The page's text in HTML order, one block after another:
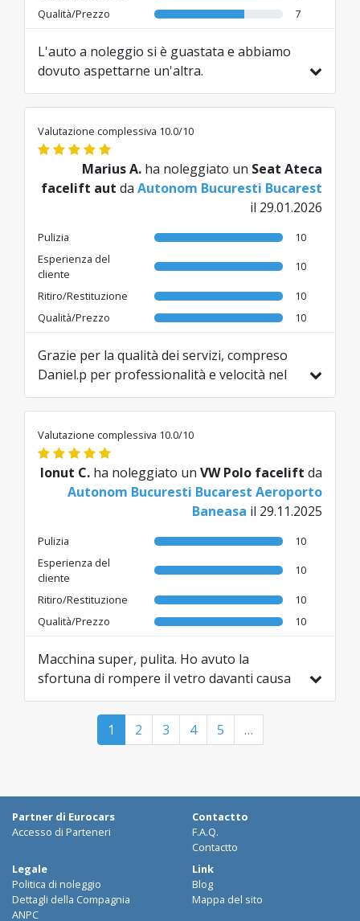
Qualità/Prezzo
7
L'auto a noleggio si è guastata e abbiamo
dovuto aspettarne un'altra.
Valutazione complessiva 10.0/10
Marius A. ha noleggiato un Seat Ateca
facelift aut da Autonom Bucuresti Bucarest
il 29.01.2026
Pulizia
10
Esperienza del
cliente
10
Ritiro/Restituzione
10
Qualità/Prezzo
10
Grazie per la qualità dei servizi, compreso
Daniel.p per professionalità e velocità nel
processo di consegna/ritiro
dell'autoveicolo. Un'esperienza molto
positiva, sicuramente ricorrerò di nuovo.
Tradotto da RO da AI
Valutazione complessiva 10.0/10
Ionut C. ha noleggiato un VW Polo facelift da
Autonom Bucuresti Bucarest Aeroporto
Baneasa il 29.11.2025
Pulizia
10
Esperienza del
cliente
10
Ritiro/Restituzione
10
Qualità/Prezzo
10
Macchina super, pulita. Ho avuto la
sfortuna di rompere il vetro davanti causa
pietrolina dalla macchina davanti a me. La
loro risposta è stata “sei assicurato vai
sereno ci pensiamo noi”. Alla prossima
1 2 3 4 5 …
Partner di Eurocars
Accesso di Parteneri
Contactto
F.A.Q.
Contactto
Legale
Politica di noleggio
Dettagli della Compagnia
ANPC
Link
Blog
Mappa del sito